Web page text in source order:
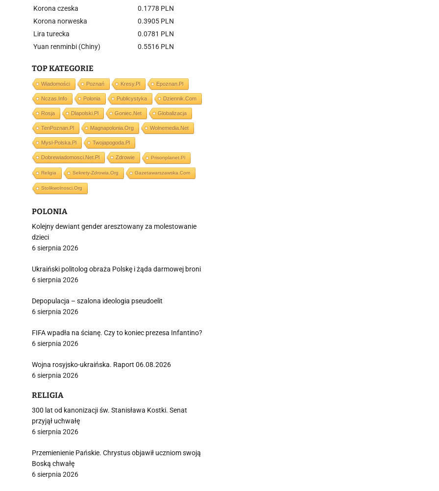
Korona czeska
0.1778 PLN
Korona norweska
0.3905 PLN
Lira turecka
0.0781 PLN
Yuan renminbi (Chiny)
0.5516 PLN
TOP KATEGORIE
Wiadomości Poznań Kresy.pl Epoznan.pl
Nczas.info Polonia Publicystyka Dziennik.com
Rosja Dlapolski.pl Goniec.net Globalizacja
TenPoznan.pl Magnapolonia.org Wolnemedia.net
Mysl-Polska.pl Twojapogoda.pl
Dobrewiadomosci.net.pl Zdrowie Prisonplanet.pl
Religia Sekrety-Zdrowia.org Gazetawarszawska.com
Stolikwolnosci.org
POLONIA
Kolejny dewiant gender aresztowany za molestowanie
dzieci
6 sierpnia 2026
Ukraiński politolog obraża Polskę i żąda darmowej broni
6 sierpnia 2026
Depopulacja – szalona ideologia pseudoelit
6 sierpnia 2026
FIFA wpadła na ścianę. Czy to koniec prezesa Infantino?
6 sierpnia 2026
Wojna rosyjsko-ukraińska. Raport 06.08.2026
6 sierpnia 2026
RELIGIA
300 lat od kanonizacji św. Stanisława Kostki. Senat
przyjął uchwałę
6 sierpnia 2026
Przemienienie Pańskie. Chrystus objawił uczniom swoją
Boską chwałę
6 sierpnia 2026